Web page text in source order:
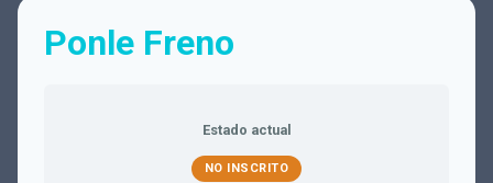
Ponle Freno
Estado actual
NO INSCRITO